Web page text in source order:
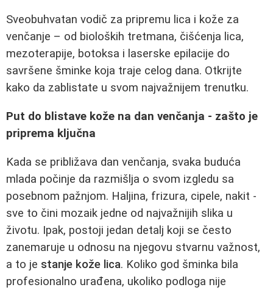
Sveobuhvatan vodič za pripremu lica i kože za
venčanje – od bioloških tretmana, čišćenja lica,
mezoterapije, botoksa i laserske epilacije do
savršene šminke koja traje celog dana. Otkrijte
kako da zablistate u svom najvažnijem trenutku.
Put do blistave kože na dan venčanja - zašto je
priprema ključna
Kada se približava dan venčanja, svaka buduća
mlada počinje da razmišlja o svom izgledu sa
posebnom pažnjom. Haljina, frizura, cipele, nakit -
sve to čini mozaik jedne od najvažnijih slika u
životu. Ipak, postoji jedan detalj koji se često
zanemaruje u odnosu na njegovu stvarnu važnost,
a to je stanje kože lica. Koliko god šminka bila
profesionalno urađena, ukoliko podloga nije